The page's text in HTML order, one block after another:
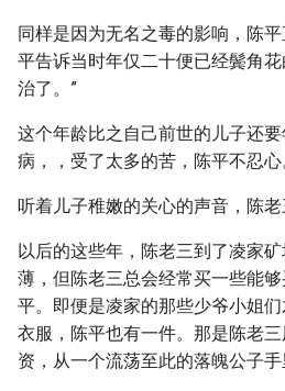
同样是因为无名之毒的影响，陈
平告诉当时年仅二十便已经鬓角
治了。”
这个年龄比之自己前世的儿子还
病，，受了太多的苦，陈平不忍心
听着儿子稚嫩的关心的声音，陈老
以后的这些年，陈老三到了凌家
薄，但陈老三总会经常买一些能
平。即便是凌家的那些少爷小姐
衣服，陈平也有一件。那是陈老
资，从一个流荡至此的落魄公子手